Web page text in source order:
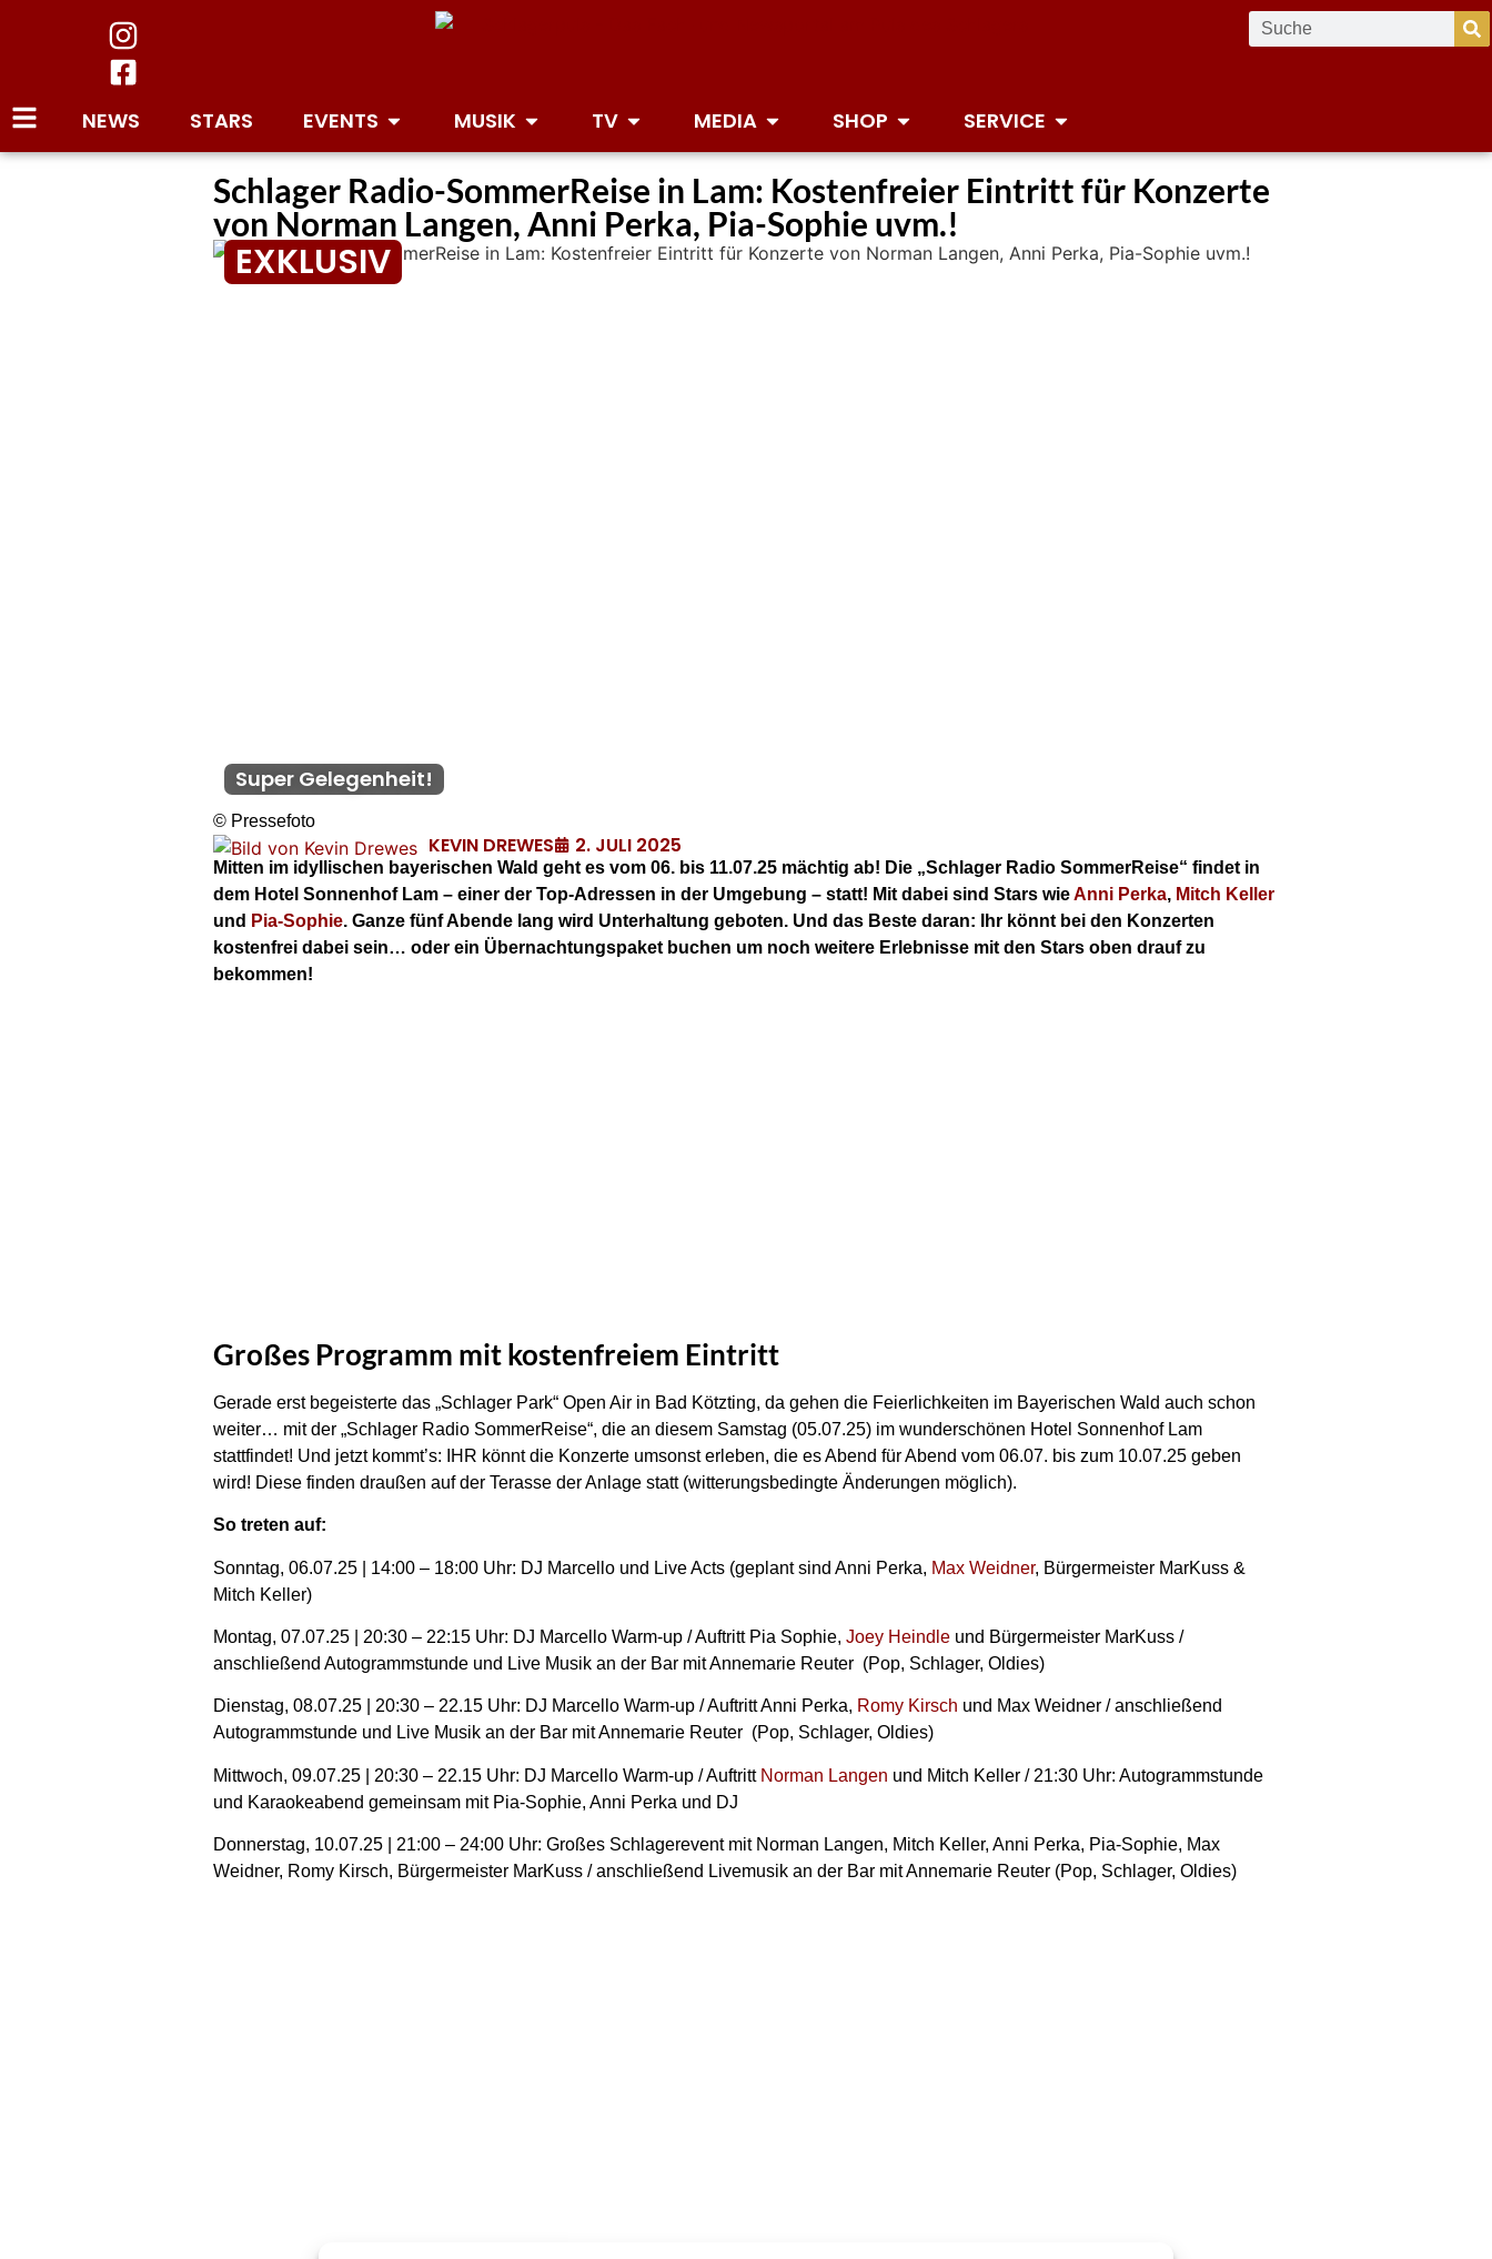
NEWS STARS EVENTS MUSIK TV MEDIA SHOP SERVICE
Schlager Radio-SommerReise in Lam: Kostenfreier Eintritt für Konzerte
von Norman Langen, Anni Perka, Pia-Sophie uvm.!
EXKLUSIV
Super Gelegenheit!
© Pressefoto
KEVIN DREWES 2. JULI 2025
Mitten im idyllischen bayerischen Wald geht es vom 06. bis 11.07.25 mächtig ab! Die „Schlager Radio SommerReise“ findet in
dem Hotel Sonnenhof Lam – einer der Top-Adressen in der Umgebung – statt! Mit dabei sind Stars wieAnni Perka, Mitch Keller
und Pia-Sophie. Ganze fünf Abende lang wird Unterhaltung geboten. Und das Beste daran: Ihr könnt bei den Konzerten
kostenfrei dabei sein… oder ein Übernachtungspaket buchen um noch weitere Erlebnisse mit den Stars oben drauf zu
bekommen!
Großes Programm mit kostenfreiem Eintritt
Gerade erst begeisterte das „Schlager Park“ Open Air in Bad Kötzting, da gehen die Feierlichkeiten im Bayerischen Wald auch schon
weiter… mit der „Schlager Radio SommerReise“, die an diesem Samstag (05.07.25) im wunderschönen Hotel Sonnenhof Lam
stattfindet! Und jetzt kommt’s: IHR könnt die Konzerte umsonst erleben, die es Abend für Abend vom 06.07. bis zum 10.07.25 geben
wird! Diese finden draußen auf der Terasse der Anlage statt (witterungsbedingte Änderungen möglich).
So treten auf:
Sonntag, 06.07.25 | 14:00 – 18:00 Uhr: DJ Marcello und Live Acts (geplant sind Anni Perka, Max Weidner, Bürgermeister MarKuss &
Mitch Keller)
Montag, 07.07.25 | 20:30 – 22:15 Uhr: DJ Marcello Warm-up / Auftritt Pia Sophie, Joey Heindle und Bürgermeister MarKuss /
anschließend Autogrammstunde und Live Musik an der Bar mit Annemarie Reuter (Pop, Schlager, Oldies)
Dienstag, 08.07.25 | 20:30 – 22.15 Uhr: DJ Marcello Warm-up / Auftritt Anni Perka, Romy Kirsch und Max Weidner / anschließend
Autogrammstunde und Live Musik an der Bar mit Annemarie Reuter (Pop, Schlager, Oldies)
Mittwoch, 09.07.25 | 20:30 – 22.15 Uhr: DJ Marcello Warm-up / Auftritt Norman Langen und Mitch Keller / 21:30 Uhr: Autogrammstunde
und Karaokeabend gemeinsam mit Pia-Sophie, Anni Perka und DJ
Donnerstag, 10.07.25 | 21:00 – 24:00 Uhr: Großes Schlagerevent mit Norman Langen, Mitch Keller, Anni Perka, Pia-Sophie, Max
Weidner, Romy Kirsch, Bürgermeister MarKuss / anschließend Livemusik an der Bar mit Annemarie Reuter (Pop, Schlager, Oldies)